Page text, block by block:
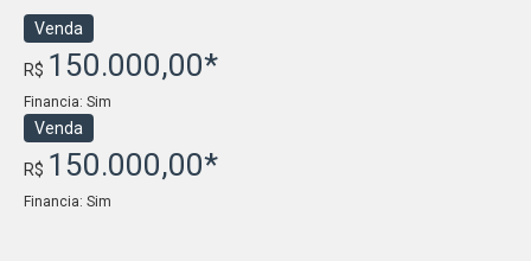
Venda
R$ 150.000,00*
Financia: Sim
Venda
R$ 150.000,00*
Financia: Sim